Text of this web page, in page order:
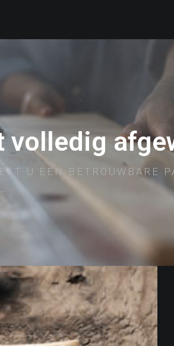
volledig
U EEN BETROUWBARE